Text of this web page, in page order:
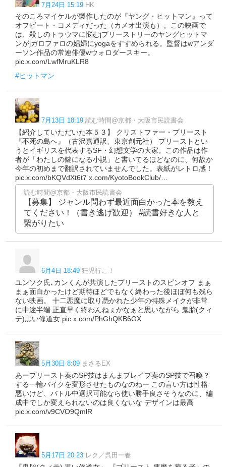
7月24日 15:19 HK
そのころマイケルが製作したのが『ヤング・ヒットマン』って
オフビート・コメディだった（カメオ出演も）。この映画で
は、殺しのトラウマに悩むjプリーストリーのヤングヒットマ
ンがjガロファロの娼婦にyogaをすすめられる。監督はwアンダ
ーソン作品の常連俳優wウォロダースキー。
pic.x.com/LwfMruKLR8
#ヒットマン
7月13日 18:19 読む時間@京都・大阪市民読書会
【紹介していただいた本５３】 クリストファー・プリースト
『不死の島へ』（古沢嘉通訳、東京創元社） プリーストとい
うとイギリスを代表するSF・幻想文学の大家。この作品は作
者が「わたしの鍵になる小説」と書いてるほどなのに、何故か
今年の初めまで翻訳されていませんでした。表紙がレトロ感！
pic.x.com/bKQVdXt6t7 x.com/KyotoBookClub/…
読む時間@京都・大阪市民読書会
【募集】 ジャンル問わず最近面白かった本を教え
てください！（書き逃げ歓迎） #読書好きな人と
繫がりたい
6月4日 18:49 狂児行こ！
ユンソク氏､カンくんが共演したプリーストのスピンオフ まぁ
まぁ面白かったけど期待ほどでもなく終わった後ほぼ何も残ら
ない映画。 十二悪魔に取り憑かれた少年の特殊メイクが非常
に中途半端 正直早く終わんねぇかなぁと思いながら 鬼胎(クィ
テ)黒い修道女 pic.x.com/PhGhQKB6GX
5月30日 8:09 まさるEX
あープリースト奏のSP技はまんまブレイブ奏のSP技で召喚？
する一輪バイクを変形させたものなのねー この言い方は性格
悪いけど、バトル中選択可能なら使い勝手良さそうなのに、編
成中でしか変えられないのは良くないな デザインは最高
pic.x.com/v9CVO9QmlR
5月17日 20:23 レク／呉田一春